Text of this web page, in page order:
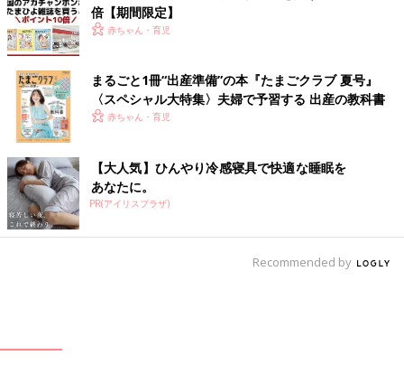
倍【期間限定】
赤ちゃん・育児
まるごと1冊“出産準備”の本『たまごクラブ 夏号』
〈スペシャル大特集〉夫婦で予習する 出産の教科書
赤ちゃん・育児
【大人気】ひんやり冷感寝具で快適な睡眠を
あなたに。
PR(アイリスプラザ)
Recommended by